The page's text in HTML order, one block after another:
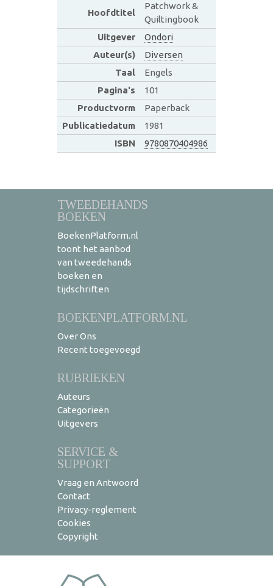
Hoofdtitel
Patchwork &
Quiltingbook
Uitgever
Ondori
Auteur(s)
Diversen
Taal
Engels
Pagina's
101
Productvorm
Paperback
Publicatiedatum
1981
ISBN
9780870404986
TWEEDEHANDS
BOEKEN
BoekenPlatform.nl
toont het aanbod
van tweedehands
boeken en
tijdschriften
BOEKENPLATFORM.NL
Over Ons
Recent toegevoegd
RUBRIEKEN
Auteurs
Categorieën
Uitgevers
SERVICE &
SUPPORT
Vraag en Antwoord
Contact
Privacy-reglement
Cookies
Copyright